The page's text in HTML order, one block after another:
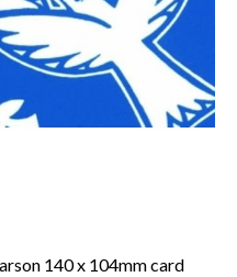
140 x 104mm card